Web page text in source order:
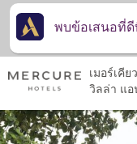
เมอร์เคีย
วิลล่า แ
พบข้อเสนอที่ดี